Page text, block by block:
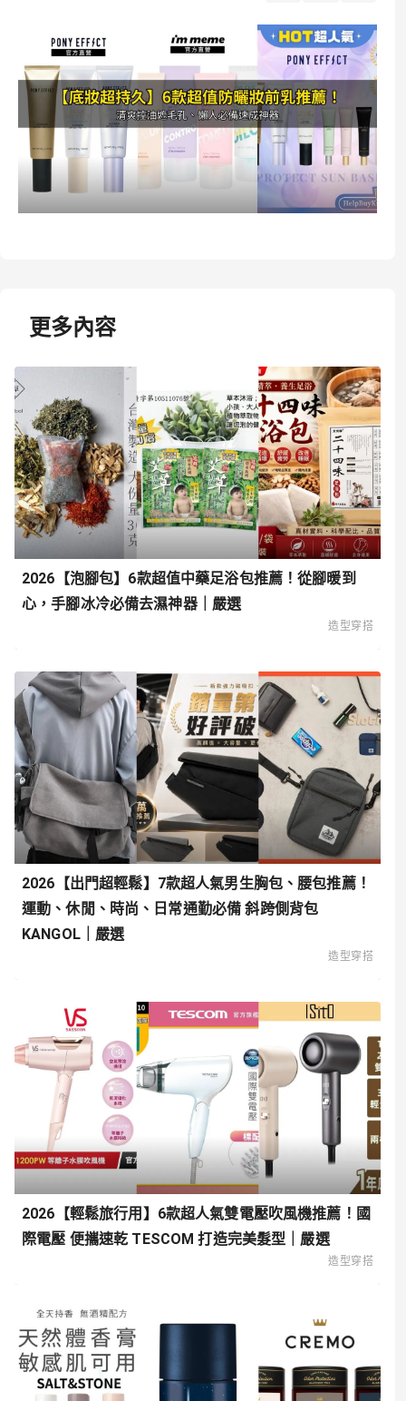
更多內容
2026【泡腳包】6款超值中藥足浴包推薦！從腳暖到
心，手腳冰冷必備去濕神器｜嚴選
造型穿搭
2026【出門超輕鬆】7款超人氣男生胸包、腰包推薦！
運動、休閒、時尚、日常通勤必備 斜跨側背包
KANGOL｜嚴選
造型穿搭
2026【輕鬆旅行用】6款超人氣雙電壓吹風機推薦！國
際電壓 便攜速乾 TESCOM 打造完美髮型｜嚴選
造型穿搭